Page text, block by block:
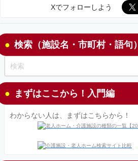
Xでフォローしよう
検索（施設名・市町村・語句）
まずはここから！入門編
わからない人は、まずはこちらから！